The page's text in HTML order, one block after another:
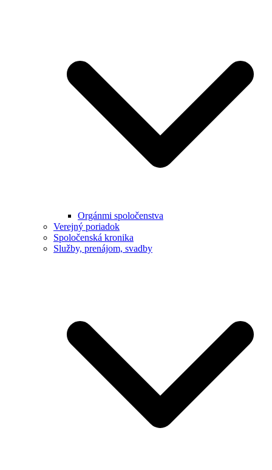
Orgánmi spoločenstva
Verejný poriadok
Spoločenská kronika
Služby, prenájom, svadby